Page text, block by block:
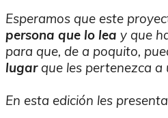
Esperamos que este
persona que lo lea y que
para que, de a poquito,
lugarque les pertenezca a
En esta edición les